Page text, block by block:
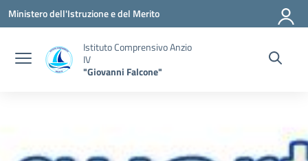
Vai ai contenuti
Vai al menu di navigazione
Vai al footer
Ministero dell'Istruzione e del Merito
Istituto Comprensivo Anzio
IV
"Giovanni Falcone"